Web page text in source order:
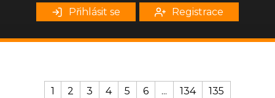
Přihlásit se Registrace
1 2 3 4 5 6 ... 134 135